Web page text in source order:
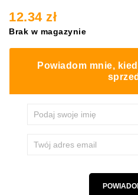
12.34 zł
Brak w magazynie
Powiadom mnie,